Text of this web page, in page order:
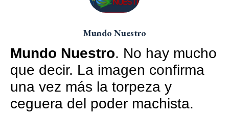
Mundo Nuestro
Mundo Nuestro. No hay mucho
que decir. La imagen confirma
una vez más la torpeza y
ceguera del poder machista.